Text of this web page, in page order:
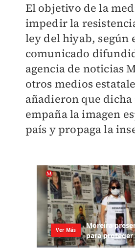
El objetivo de la
impedir la
ley del hiyab, según
comunicado
agencia de noticias
otros medios
añadieron que
empaña la imagen
país y propaga la